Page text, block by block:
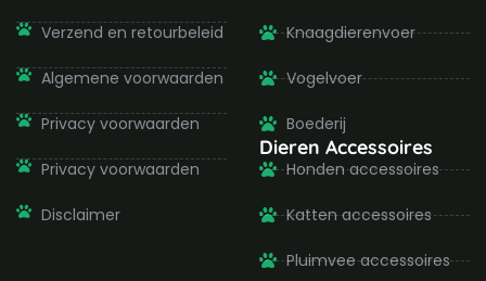
Verzend en retourbeleid
Algemene voorwaarden
Privacy voorwaarden
Privacy voorwaarden
Disclaimer
Knaagdierenvoer
Vogelvoer
Boederij
Dieren Accessoires
Honden accessoires
Katten accessoires
Pluimvee accessoires